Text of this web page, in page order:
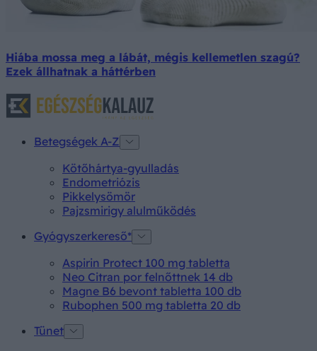
Hiába mossa meg a lábát, mégis kellemetlen szagú?
Ezek állhatnak a háttérben
Betegségek A-Z
Kötőhártya-gyulladás
Endometriózis
Pikkelysömör
Pajzsmirigy alulműködés
Gyógyszerkereső*
Aspirin Protect 100 mg tabletta
Neo Citran por felnőttnek 14 db
Magne B6 bevont tabletta 100 db
Rubophen 500 mg tabletta 20 db
Tünet